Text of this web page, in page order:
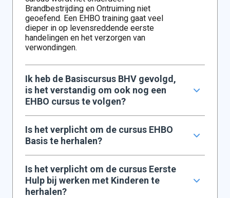
Brandbestrijding en Ontruiming niet
geoefend. Een EHBO training gaat veel
dieper in op levensreddende eerste
handelingen en het verzorgen van
verwondingen.
Ik heb de Basiscursus BHV gevolgd,
is het verstandig om ook nog een
EHBO cursus te volgen?
Is het verplicht om de cursus EHBO
Basis te herhalen?
Is het verplicht om de cursus Eerste
Hulp bij werken met Kinderen te
herhalen?